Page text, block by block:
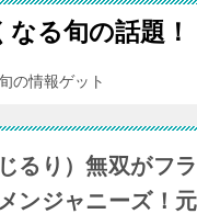
る旬の話題！
の情報ゲット
るり）無双がフ
ンジャニーズ！